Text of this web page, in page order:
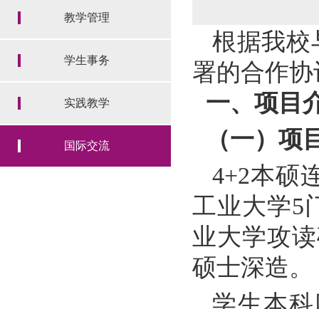
教学管理
学生事务
实践教学
国际交流
根据我校
署的合作
一、项目
（一）项
4+2本硕
工业大学5
业大学攻
硕士深造。
学生本